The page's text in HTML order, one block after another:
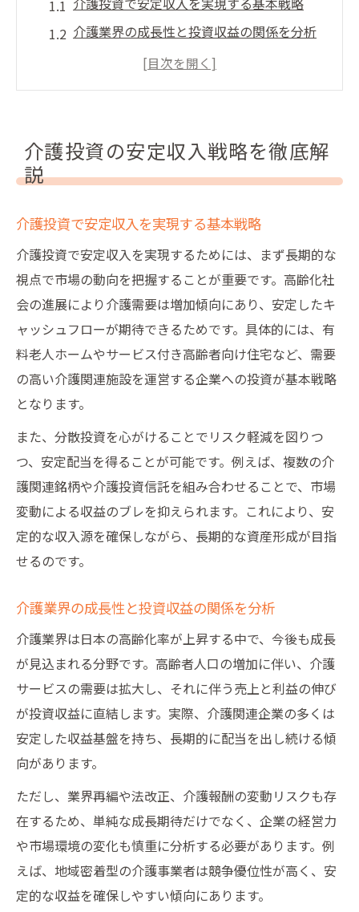
介護業界の成長性と投資収益の関係を分析
介護銘柄本命を選ぶ際のポイント解説
介護への投資で期待できる高配当の魅力
高配当を狙う介護関連投資の着眼点
介護上場企業ランキングから学ぶ注目点
介護投資信託の配当利回りを徹底比較
介護株おすすめの選び方とリスク管理
介護銘柄で資産運用を始めるなら今
介護銘柄投資の始め方と成功ポイント
介護関連銘柄で安定運用を目指すコツ
介護投資家が知るべき業界動向の最新情報
注目の介護投資信託で長期成長へ
介護投資信託を選ぶ際のポイントと注意点
介護関連投資信託の長期成長可能性を分析
介護施設投資の基礎知識と収益化の道筋
介護投資ファンドの特徴と選び方を解説
もし介護業界で投資をするなら何を見るべきか
介護業界投資で注目すべき市場トレンド
介護投資で重視すべき経営指標と分析法
介護関連銘柄選定のための情報収集術
介護施設投資を判断するリスク要因とは
介護業界の安定性と将来性を見極める視点
将来性ある介護分野に投資する魅力
介護分野の将来性と投資価値を徹底解説
介護業界投資で期待できる成長分野とは
介護士投資家が注目する新規ビジネスモデ
介護投資の安定収入戦略を徹底解
説
介護投資で安定収入を実現する基本戦略
介護投資で安定収入を実現するためには、まず長期的な
視点で市場の動向を把握することが重要です。高齢化社
会の進展により介護需要は増加傾向にあり、安定したキ
ャッシュフローが期待できるためです。具体的には、有
料老人ホームやサービス付き高齢者向け住宅など、需要
の高い介護関連施設を運営する企業への投資が基本戦略
となります。
また、分散投資を心がけることでリスク軽減を図りつ
つ、安定配当を得ることが可能です。例えば、複数の介
護関連銘柄や介護投資信託を組み合わせることで、市場
変動による収益のブレを抑えられます。これにより、安
定的な収入源を確保しながら、長期的な資産形成が目指
せるのです。
介護業界の成長性と投資収益の関係を分析
介護業界は日本の高齢化率が上昇する中で、今後も成長
が見込まれる分野です。高齢者人口の増加に伴い、介護
サービスの需要は拡大し、それに伴う売上と利益の伸び
が投資収益に直結します。実際、介護関連企業の多くは
安定した収益基盤を持ち、長期的に配当を出し続ける傾
向があります。
ただし、業界再編や法改正、介護報酬の変動リスクも存
在するため、単純な成長期待だけでなく、企業の経営力
や市場環境の変化も慎重に分析する必要があります。例
えば、地域密着型の介護事業者は競争優位性が高く、安
定的な収益を確保しやすい傾向にあります。